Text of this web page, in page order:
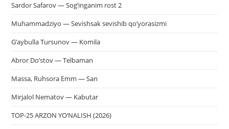
Sardor Safarov — Sog’inganim rost 2
Muhammadziyo — Sevishsak sevishib qo’yorasizmi
G’aybulla Tursunov — Komila
Abror Do’stov — Telbaman
Massa, Ruhsora Emm — San
Mirjalol Nematov — Kabutar
TOP-25 ARZON YO‘NALISH (2026)